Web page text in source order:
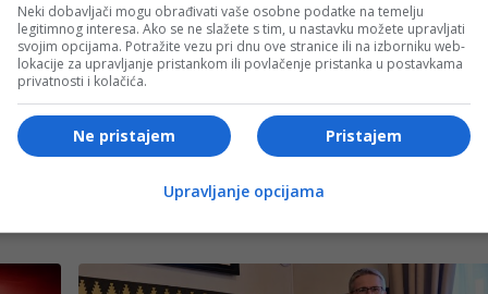
rekao je Michael Ouvelin, predsjednikAdult Swima
prikazana 15. augusta u 12.00 sati naAdult Swim
- OGLAS -
Neki dobavljači mogu obrađivati vaše osobne podatke na temelju
legitimnog interesa. Ako se ne slažete s tim, u nastavku možete upravljati
svojim opcijama. Potražite vezu pri dnu ove stranice ili na izborniku web-
lokacije za upravljanje pristankom ili povlačenje pristanka u postavkama
privatnosti i kolačića.
Pristajem
Ne pristajem
Upravljanje opcijama